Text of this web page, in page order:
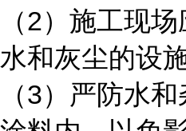
（2）施工现
水和灰尘的设施
（3）严防水